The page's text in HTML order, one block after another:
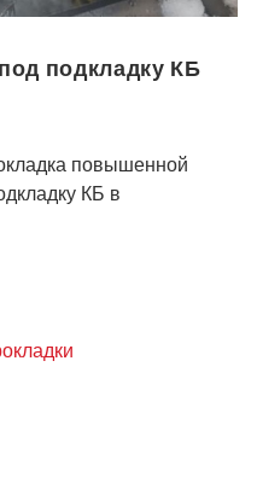
подкладку КБ
повышенной
КБ в